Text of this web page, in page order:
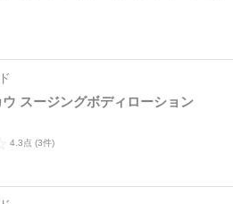
ウ スージングボディローション
4.3点 (3件)